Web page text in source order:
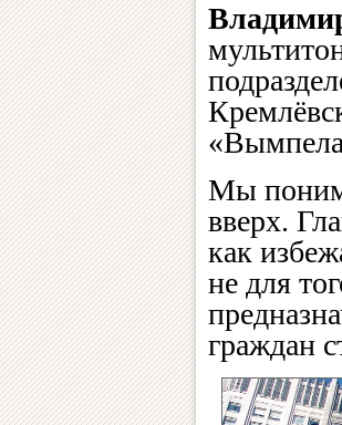
Мы
вверх.
как
не для
граждан